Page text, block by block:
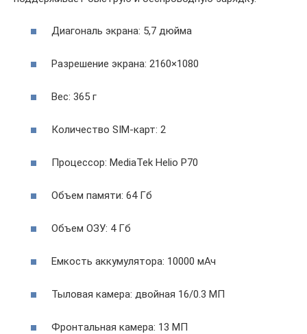
Диагональ экрана: 5,7 дюйма
Разрешение экрана: 2160×1080
Вес: 365 г
Количество SIM-карт: 2
Процессор: MediaTek Helio P70
Объем памяти: 64 Гб
Объем ОЗУ: 4 Гб
Емкость аккумулятора: 10000 мАч
Тыловая камера: двойная 16/0.3 МП
Фронтальная камера: 13 МП